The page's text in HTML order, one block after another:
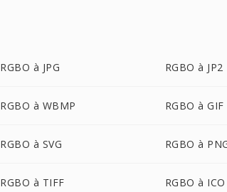
RGBO à JPG RGBO à JP2
RGBO à WBMP RGBO à GIF
RGBO à SVG RGBO à
RGBO à TIFF RGBO à ICO